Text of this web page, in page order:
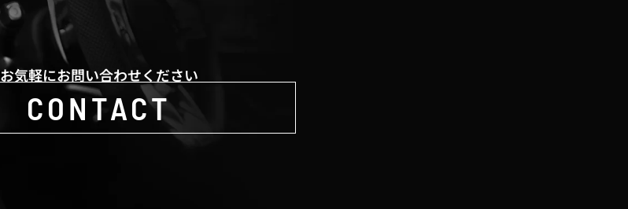
お気軽にお問い合わせください
CONTACT